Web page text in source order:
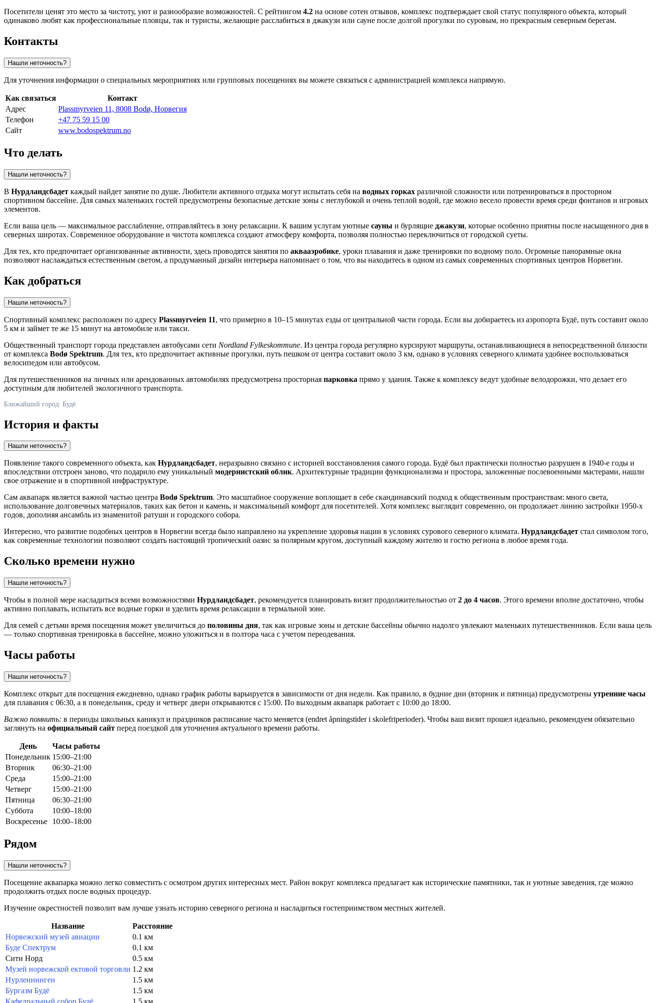
Посетители ценят это место за чистоту, уют и разнообразие возможностей. С рейтингом 4.2 на основе сотен отзывов, комплекс подтверждает свой статус популярного объекта, который
одинаково любят как профессиональные пловцы, так и туристы, желающие расслабиться в джакузи или сауне после долгой прогулки по суровым, но прекрасным северным берегам.
Контакты
Нашли неточность?
Для уточнения информации о специальных мероприятиях или групповых посещениях вы можете связаться с администрацией комплекса напрямую.
Как связаться
Контакт
Адрес
Plassmyrveien 11, 8008 Bodø, Норвегия
Телефон
+47 75 59 15 00
Сайт
www.bodospektrum.no
Что делать
Нашли неточность?
В Нурдландсбадет каждый найдет занятие по душе. Любители активного отдыха могут испытать себя на водных горках различной сложности или потренироваться в просторном
спортивном бассейне. Для самых маленьких гостей предусмотрены безопасные детские зоны с неглубокой и очень теплой водой, где можно весело провести время среди фонтанов и игровых
элементов.
Если ваша цель — максимальное расслабление, отправляйтесь в зону релаксации. К вашим услугам уютные сауны и бурлящие джакузи, которые особенно приятны после насыщенного дня в
северных широтах. Современное оборудование и чистота комплекса создают атмосферу комфорта, позволяя полностью переключиться от городской суеты.
Для тех, кто предпочитает организованные активности, здесь проводятся занятия по аквааэробике, уроки плавания и даже тренировки по водному поло. Огромные панорамные окна
позволяют наслаждаться естественным светом, а продуманный дизайн интерьера напоминает о том, что вы находитесь в одном из самых современных спортивных центров Норвегии.
Как добраться
Нашли неточность?
Спортивный комплекс расположен по адресу Plassmyrveien 11, что примерно в 10–15 минутах езды от центральной части города. Если вы добираетесь из аэропорта Будё, путь составит около
5 км и займет те же 15 минут на автомобиле или такси.
Общественный транспорт города представлен автобусами сети Nordland Fylkeskommune. Из центра города регулярно курсируют маршруты, останавливающиеся в непосредственной близости
от комплекса Bodø Spektrum. Для тех, кто предпочитает активные прогулки, путь пешком от центра составит около 3 км, однако в условиях северного климата удобнее воспользоваться
велосипедом или автобусом.
Для путешественников на личных или арендованных автомобилях предусмотрена просторная парковка прямо у здания. Также к комплексу ведут удобные велодорожки, что делает его
доступным для любителей экологичного транспорта.
Ближайший город: Будё
История и факты
Нашли неточность?
Появление такого современного объекта, как Нурдландсбадет, неразрывно связано с историей восстановления самого города. Будё был практически полностью разрушен в 1940-е годы и
впоследствии отстроен заново, что подарило ему уникальный модернистский облик. Архитектурные традиции функционализма и простора, заложенные послевоенными мастерами, нашли
свое отражение и в спортивной инфраструктуре.
Сам аквапарк является важной частью центра Bodø Spektrum. Это масштабное сооружение воплощает в себе скандинавский подход к общественным пространствам: много света,
использование долговечных материалов, таких как бетон и камень, и максимальный комфорт для посетителей. Хотя комплекс выглядит современно, он продолжает линию застройки 1950-х
годов, дополняя ансамбль из знаменитой ратуши и городского собора.
Интересно, что развитие подобных центров в Норвегии всегда было направлено на укрепление здоровья нации в условиях сурового северного климата. Нурдландсбадет стал символом того,
как современные технологии позволяют создать настоящий тропический оазис за полярным кругом, доступный каждому жителю и гостю региона в любое время года.
Сколько времени нужно
Нашли неточность?
Чтобы в полной мере насладиться всеми возможностями Нурдландсбадет, рекомендуется планировать визит продолжительностью от 2 до 4 часов. Этого времени вполне достаточно, чтобы
активно поплавать, испытать все водные горки и уделить время релаксации в термальной зоне.
Для семей с детьми время посещения может увеличиться до половины дня, так как игровые зоны и детские бассейны обычно надолго увлекают маленьких путешественников. Если ваша цель
— только спортивная тренировка в бассейне, можно уложиться и в полтора часа с учетом переодевания.
Часы работы
Нашли неточность?
Комплекс открыт для посещения ежедневно, однако график работы варьируется в зависимости от дня недели. Как правило, в будние дни (вторник и пятница) предусмотрены утренние часы
для плавания с 06:30, а в понедельник, среду и четверг двери открываются с 15:00. По выходным аквапарк работает с 10:00 до 18:00.
Важно помнить: в периоды школьных каникул и праздников расписание часто меняется (endret åpningstider i skolefriperioder). Чтобы ваш визит прошел идеально, рекомендуем обязательно
заглянуть на официальный сайт перед поездкой для уточнения актуального времени работы.
День
Часы работы
Понедельник 15:00–21:00
Вторник
06:30–21:00
Среда
15:00–21:00
Четверг
15:00–21:00
Пятница
06:30–21:00
Суббота
10:00–18:00
Воскресенье
10:00–18:00
Рядом
Нашли неточность?
Посещение аквапарка можно легко совместить с осмотром других интересных мест. Район вокруг комплекса предлагает как исторические памятники, так и уютные заведения, где можно
продолжить отдых после водных процедур.
Изучение окрестностей позволит вам лучше узнать историю северного региона и насладиться гостеприимством местных жителей.
Название
Расстояние
Норвежский музей авиации
0.1 км
Буде Спектрум
0.1 км
Сити Норд
0.5 км
Музей норвежской ектовой торговли 1.2 км
Нурленнинген
1.5 км
Бургазм Будё
1.5 км
Кафедральный собор Будё
1.5 км